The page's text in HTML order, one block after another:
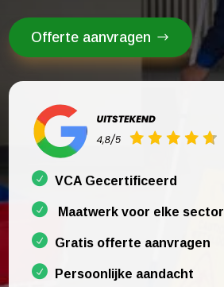
Offerte aanvragen
VCA Gecertificeerd
Maatwerk voor elke sector
Gratis offerte aanvragen
Persoonlijke aandacht